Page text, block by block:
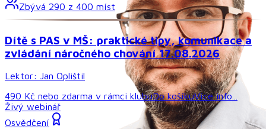
Zbývá 290 z 400 míst
Dítě s PAS v MŠ: praktické tipy, komunikace a
zvládání náročného chování 17.08.2026
Lektor: Jan Oplištil
490 Kč nebo zdarma v rámci klubuDo košíkuVíce info...
Živý webinář
Osvědčení